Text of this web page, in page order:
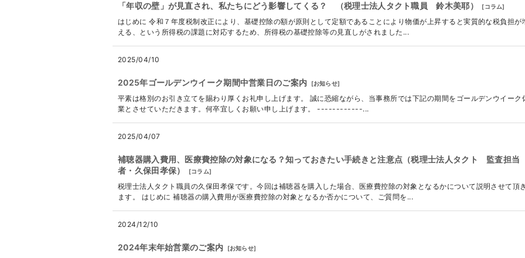
「年収の壁」が見直され、私たちにどう影響してくる？ （税理士法人タクト職員 鈴木美耶） [コラム]
はじめに 令和７年度税制改正により、基礎控除の額が原則として定額であることにより物価が上昇すると実質的な税負担が
える、という所得税の課題に対応するため、所得税の基礎控除等の見直しがされました...
2025/04/10
2025年ゴールデンウイーク期間中営業日のご案内 [お知らせ]
平素は格別のお引き立てを賜わり厚くお礼申し上げます。 誠に恐縮ながら、当事務所では下記の期間をゴールデンウイーク
業とさせていただきます。何卒宜しくお願い申し上げます。 ------------...
2025/04/07
補聴器購入費用、医療費控除の対象になる？知っておきたい手続きと注意点（税理士法人タクト 監査担当
者・久保田孝保）
[コラム]
税理士法人タクト職員の久保田孝保です。今回は補聴器を購入した場合、医療費控除の対象となるかについて説明させて頂き
ます。 はじめに 補聴器の購入費用が医療費控除の対象となるか否かについて、ご質問を...
2024/12/10
2024年末年始営業のご案内 [お知らせ]